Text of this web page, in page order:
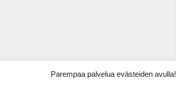
Parempaa palvelua evästeiden avulla!